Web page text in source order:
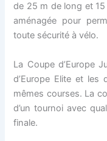
de 25 m de long et
aménagée pour
toute sécurité à vélo.
La Coupe d’Europe
d’Europe Elite et les
mêmes courses. La
d’un tournoi avec
finale.